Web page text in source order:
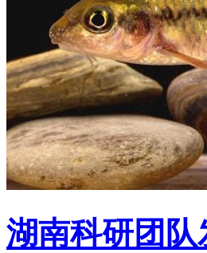
湖南科研团